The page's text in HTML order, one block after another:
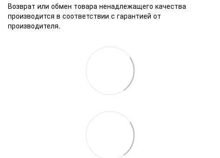
Возврат или обмен товара ненадлежащего качества
производится в соответствии с гарантией от
производителя.